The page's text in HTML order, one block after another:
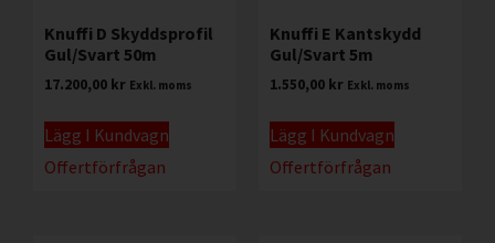
Knuffi D Skyddsprofil
Gul/Svart 50m
17.200,00 kr Exkl. moms
Lägg I Kundvagn
Offertförfrågan
Knuffi E Kantskydd
Gul/Svart 5m
1.550,00 kr Exkl. moms
Lägg I Kundvagn
Offertförfrågan